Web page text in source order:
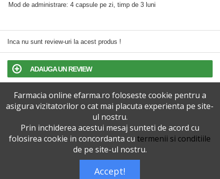
Mod de administrare: 4 capsule pe zi, timp de 3 luni
Inca nu sunt review-uri la acest produs !
ADAUGA UN REVIEW
TERMENI SI CONDITII
POLITICA DE CONFIDENTIALITATE
VERSIUNEA DESKTOP
Farmacia online efarma.ro foloseste cookie pentru a
asigura vizitatorilor o cat mai placuta experienta pe site-
ul nostru.
Prin inchiderea acestui mesaj sunteti de acord cu
folosirea cookie in concordanta cu termenii si conditiile
de pe site-ul nostru.
Accept!